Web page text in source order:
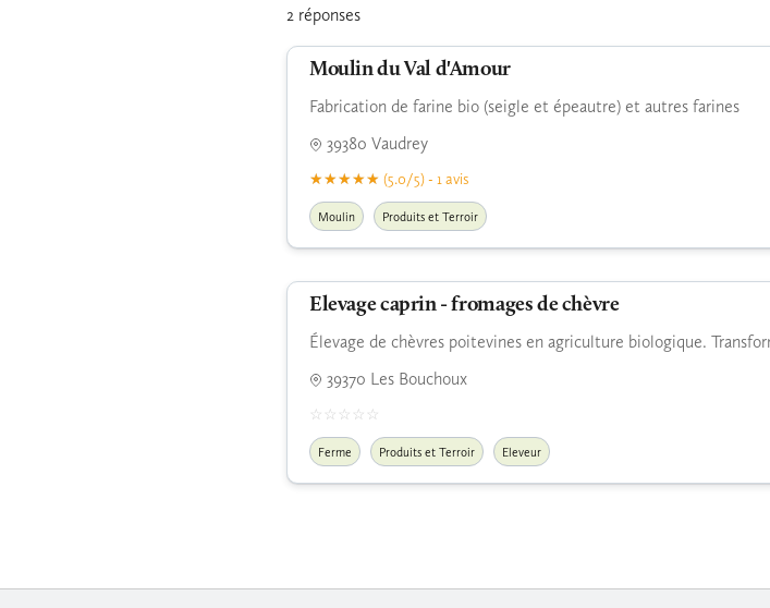
2 réponses
Moulin du Val d'Amour
Fabrication de farine bio (seigle et épeautre) et autres farines
39380 Vaudrey
(5.0/5) - 1 avis
Moulin Produits et Terroir
Elevage caprin - fromages de chèvre
Élevage de chèvres poitevines en agriculture biologique.
39370 Les Bouchoux
Ferme Produits et Terroir Eleveur